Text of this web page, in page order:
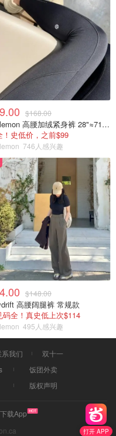
打开 APP
$168.00
lululemon 高腰加绒紧身裤 28"≈71cm 5个口袋
！史低价，之前$99
746人感兴趣
$148.00
高腰阔腿裤 常规款
码全！真史低上次$114
495人感兴趣
系我们
双十一
饭团外卖
版权声明
下载App